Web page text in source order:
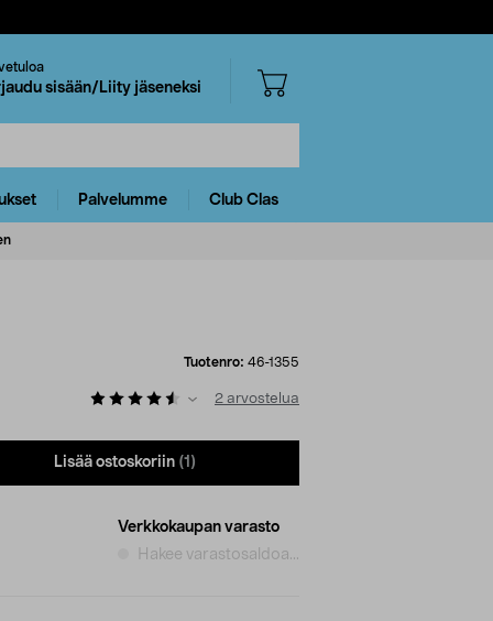
sisään/Liity jäseneksi
Palvelumme Club Clas
Tuotenro: 46-1355
2 arvostelua
Lisää ostoskoriin (1)
Verkkokaupan varasto
Hakee varastosaldoa...